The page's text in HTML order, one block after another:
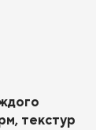
текстур